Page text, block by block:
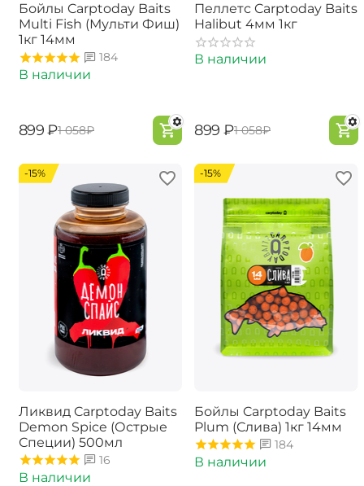
Бойлы Carptoday Baits
Multi Fish (Мульти Фиш)
1кг 14мм
184
В наличии
‍899‍ ₽‍1 058‍₽
Пеллетс Carptoday Baits
Halibut 4мм 1кг
В наличии
‍899‍ ₽‍1 058‍₽
-15%
Ликвид Carptoday Baits
Demon Spice (Острые
Специи) 500мл
16
В наличии
-15%
Бойлы Carptoday Baits
Plum (Слива) 1кг 14мм
184
В наличии